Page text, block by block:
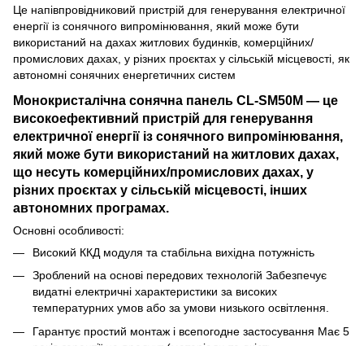
Це напівпровідниковий пристрій для генерування електричної
енергії із сонячного випромінювання, який може бути
використаний на дахах житлових будинків, комерційних/
промислових дахах, у різних проєктах у сільській місцевості, як
автономні сонячних енергетичних систем
Монокристалічна сонячна панель CL-SM50M — це
високоефективний пристрій для генерування
електричної енергії із сонячного випромінювання,
який може бути використаний на житлових дахах,
що несуть комерційних/промислових дахах, у
різних проєктах у сільській місцевості, інших
автономних програмах.
Основні особливості:
Високий ККД модуля та стабільна вихідна потужність
Зроблений на основі передових технологій Забезпечує
видатні електричні характеристики за високих
температурних умов або за умови низького освітлення.
Гарантує простий монтаж і всепогодне застосування Має 5